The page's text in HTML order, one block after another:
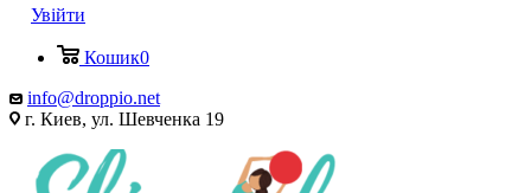
Увійти
Кошик0
info@droppio.net
г. Киев, ул. Шевченка 19